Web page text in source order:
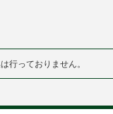
行っておりません。